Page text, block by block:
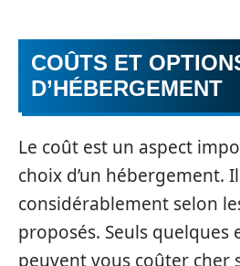
COÛTS ET
D’HÉBERGEMENT
Le coût est un aspect
choix d’un hébergement.
considérablement selon
proposés. Seuls quelques
peuvent vous coûter cher